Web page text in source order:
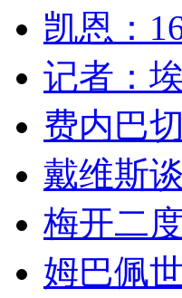
凯恩：
记者：
费内巴
戴维斯
梅开二
姆巴佩